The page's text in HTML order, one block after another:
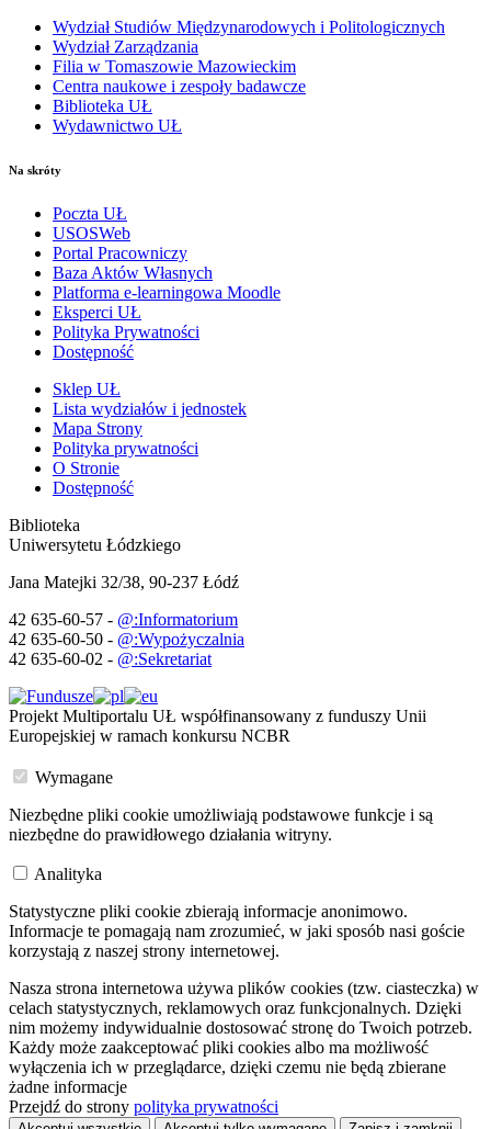
Wydział Studiów Międzynarodowych i Politologicznych
Wydział Zarządzania
Filia w Tomaszowie Mazowieckim
Centra naukowe i zespoły badawcze
Biblioteka UŁ
Wydawnictwo UŁ
Na skróty
Poczta UŁ
USOSWeb
Portal Pracowniczy
Baza Aktów Własnych
Platforma e-learningowa Moodle
Eksperci UŁ
Polityka Prywatności
Dostępność
Sklep UŁ
Lista wydziałów i jednostek
Mapa Strony
Polityka prywatności
O Stronie
Dostępność
Biblioteka
Uniwersytetu Łódzkiego
Jana Matejki 32/38, 90-237 Łódź
42 635-60-57 - @:Informatorium
42 635-60-50 - @:Wypożyczalnia
42 635-60-02 - @:Sekretariat
Projekt Multiportalu UŁ współfinansowany z funduszy Unii
Europejskiej w ramach konkursu NCBR
Wymagane
Niezbędne pliki cookie umożliwiają podstawowe funkcje i są
niezbędne do prawidłowego działania witryny.
Analityka
Statystyczne pliki cookie zbierają informacje anonimowo.
Informacje te pomagają nam zrozumieć, w jaki sposób nasi goście
korzystają z naszej strony internetowej.
Nasza strona internetowa używa plików cookies (tzw. ciasteczka) w
celach statystycznych, reklamowych oraz funkcjonalnych. Dzięki
nim możemy indywidualnie dostosować stronę do Twoich potrzeb.
Każdy może zaakceptować pliki cookies albo ma możliwość
wyłączenia ich w przeglądarce, dzięki czemu nie będą zbierane
żadne informacje
Przejdź do strony polityka prywatności